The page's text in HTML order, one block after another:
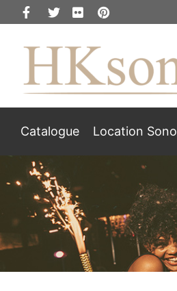
Catalogue Location Sono